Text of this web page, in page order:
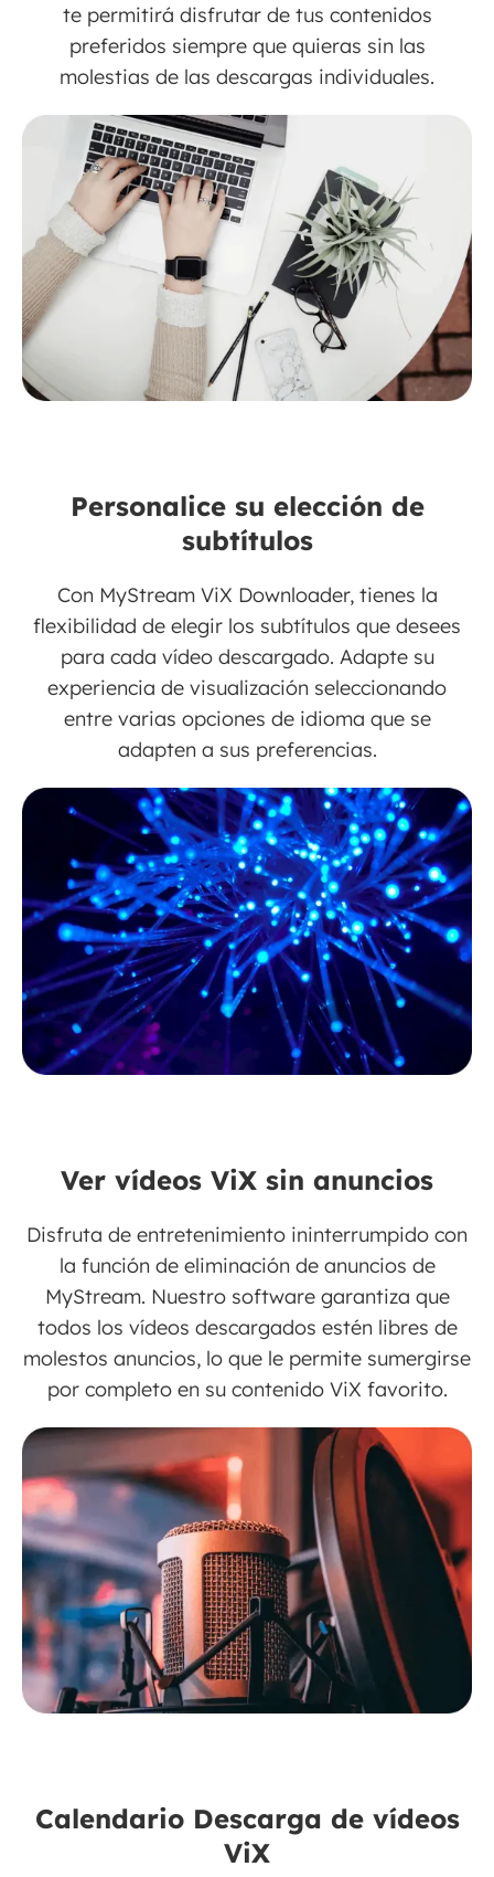
te permitirá disfrutar de tus contenidos
preferidos siempre que quieras sin las
molestias de las descargas individuales.
Personalice su elección de
subtítulos
Con MyStream ViX Downloader, tienes la
flexibilidad de elegir los subtítulos que desees
para cada vídeo descargado. Adapte su
experiencia de visualización seleccionando
entre varias opciones de idioma que se
adapten a sus preferencias.
Ver vídeos ViX sin anuncios
Disfruta de entretenimiento ininterrumpido con
la función de eliminación de anuncios de
MyStream. Nuestro software garantiza que
todos los vídeos descargados estén libres de
molestos anuncios, lo que le permite sumergirse
por completo en su contenido ViX favorito.
Calendario Descarga de vídeos
ViX